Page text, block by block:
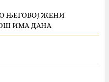
ЊЕГОВОЈ ЖЕНИ
ИМА ДАНА